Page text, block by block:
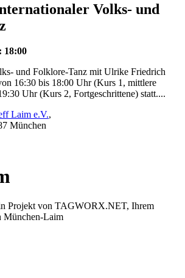
Volks- und
18:00
und Folklore-Tanz mit Ulrike Friedrich
16:30 bis 18:00 Uhr (Kurs 1, mittlere
Uhr (Kurs 2, Fortgeschrittene) statt....
Laim e.V.,
München
Projekt von TAGWORX.NET, Ihrem
München-Laim